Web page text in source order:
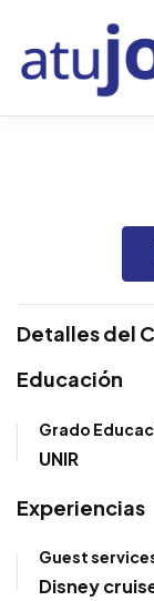
Detalles del
Educación
Grado
UNIR
Experiencias
Guest
Disney